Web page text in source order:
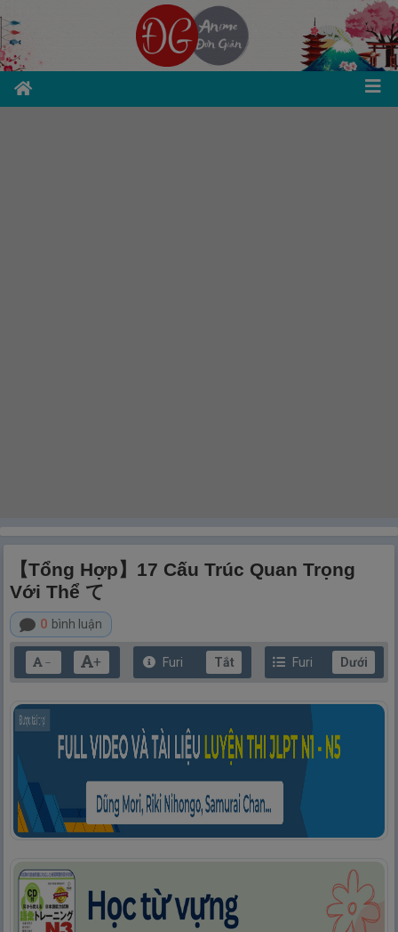
【Tổng Hợp】17 Cấu Trúc Quan Trọng
Với Thể て
0 bình luận
－ + Furi Tắt Furi Dưới